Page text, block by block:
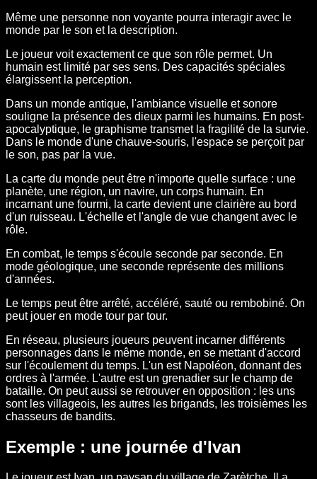
Même une personne non voyante pourra interagir avec le
monde par le son et la description.
Le joueur voit exactement ce que son rôle permet. Un
humain est limité par ses sens. Des capacités spéciales
élargissent la perception.
Dans un monde antique, l'ambiance visuelle et sonore
souligne la présence des dieux parmi les humains. En post-
apocalyptique, le graphisme transmet la fragilité de la survie.
Dans le monde d'une chauve-souris, l'espace se perçoit par
le son, pas par la vue.
La carte du monde peut être n'importe quelle surface : une
planète, une région, un navire, un corps humain. En
incarnant une fourmi, la carte devient une clairière au bord
d'un ruisseau. L'échelle et l'angle de vue changent avec le
rôle.
En combat, le temps s'écoule seconde par seconde. En
mode géologique, une seconde représente des millions
d'années.
Le temps peut être arrêté, accéléré, sauté ou rembobiné. On
peut jouer en mode tour par tour.
En réseau, plusieurs joueurs peuvent incarner différents
personnages dans le même monde, en se mettant d'accord
sur l'écoulement du temps. L'un est Napoléon, donnant des
ordres à l'armée. L'autre est un grenadier sur le champ de
bataille. On peut aussi se retrouver en opposition : les uns
sont les villageois, les autres les brigands, les troisièmes les
chasseurs de bandits.
Exemple : une journée d'Ivan